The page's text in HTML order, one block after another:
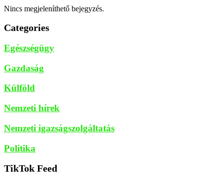
Nincs megjeleníthető bejegyzés.
Categories
Egészségügy
Gazdaság
Külföld
Nemzeti hírek
Nemzeti igazságszolgáltatás
Politika
TikTok Feed